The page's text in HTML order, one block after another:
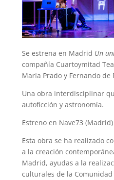
Se estrena en Madrid Un
compañía Cuartoymitad
María Prado y Fernando de
Una obra interdisciplinar
autoficción y astronomía.
Estreno en Nave73
Esta obra se ha realizado
a la creación
Madrid, ayudas a la
culturales de la